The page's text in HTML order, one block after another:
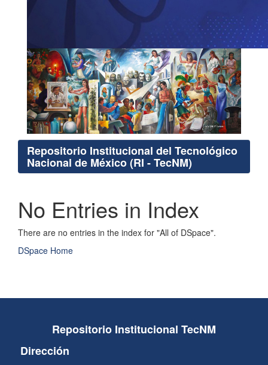
Repositorio Institucional del Tecnológico
Nacional de México (RI - TecNM)
No Entries in Index
There are no entries in the index for "All of DSpace".
DSpace Home
Repositorio Institucional TecNM
Dirección